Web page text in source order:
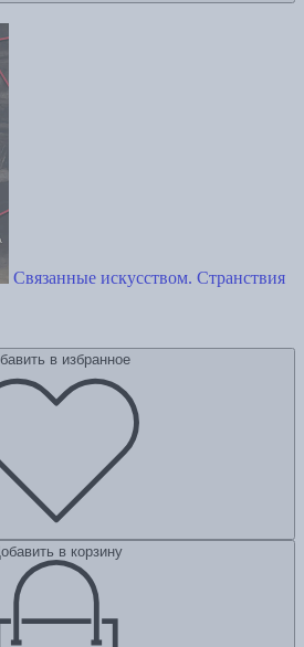
Связанные искусством. Странствия
в избранное
в корзину